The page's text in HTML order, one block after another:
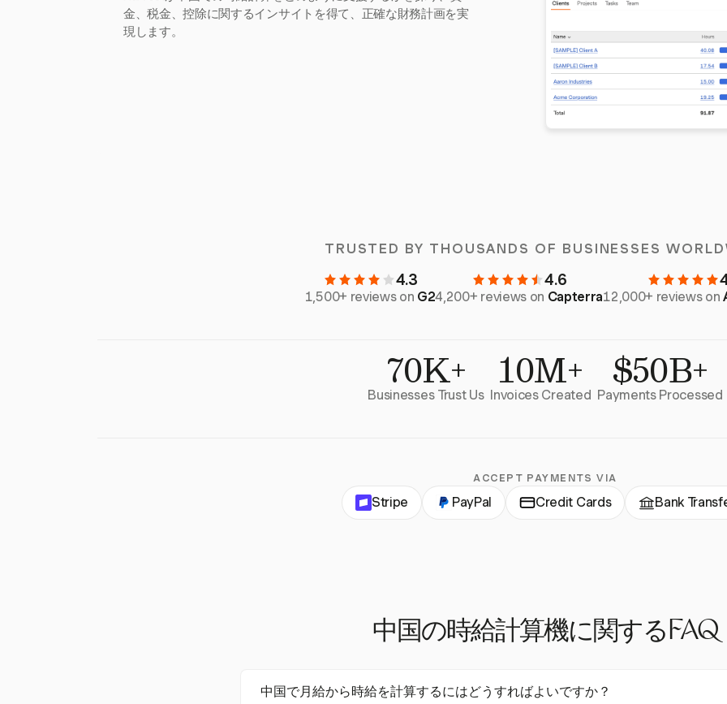
金、税金、控除に関するインサイトを得て、正確な財務計画を実
現します。
TRUSTED BY THOUSANDS OF BUSINESSES
4.3
1,500+ reviews on G2
4.6
4,200+ reviews on Capterra12,000+ reviews on
70K+
Businesses Trust Us 10M+
Invoices Created $50B+
Payments Processed
ACCEPT PAYMENTS VIA
Stripe PayPal Credit Cards Bank
中国の時給計算機に関するFAQ
中国で月給から時給を計算するにはどうすればよいですか？